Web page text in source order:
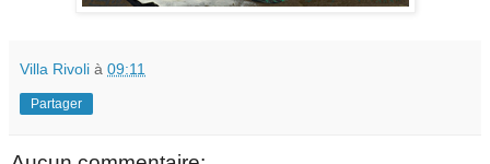
Villa Rivoli à 09:11
Partager